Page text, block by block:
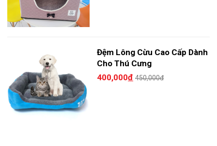
Đệm Lông Cừu Cao Cấp Dành
Cho Thú Cưng
400,000đ 450,000đ